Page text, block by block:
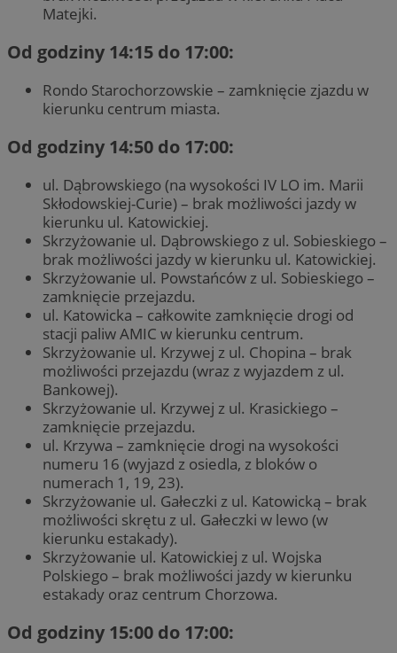
Matejki.
Od godziny 14:15 do 17:00:
Rondo Starochorzowskie – zamknięcie zjazdu w
kierunku centrum miasta.
Od godziny 14:50 do 17:00:
ul. Dąbrowskiego (na wysokości IV LO im. Marii
Skłodowskiej-Curie) – brak możliwości jazdy w
kierunku ul. Katowickiej.
Skrzyżowanie ul. Dąbrowskiego z ul. Sobieskiego –
brak możliwości jazdy w kierunku ul. Katowickiej.
Skrzyżowanie ul. Powstańców z ul. Sobieskiego –
zamknięcie przejazdu.
ul. Katowicka – całkowite zamknięcie drogi od
stacji paliw AMIC w kierunku centrum.
Skrzyżowanie ul. Krzywej z ul. Chopina – brak
możliwości przejazdu (wraz z wyjazdem z ul.
Bankowej).
Skrzyżowanie ul. Krzywej z ul. Krasickiego –
zamknięcie przejazdu.
ul. Krzywa – zamknięcie drogi na wysokości
numeru 16 (wyjazd z osiedla, z bloków o
numerach 1, 19, 23).
Skrzyżowanie ul. Gałeczki z ul. Katowicką – brak
możliwości skrętu z ul. Gałeczki w lewo (w
kierunku estakady).
Skrzyżowanie ul. Katowickiej z ul. Wojska
Polskiego – brak możliwości jazdy w kierunku
estakady oraz centrum Chorzowa.
Od godziny 15:00 do 17:00: